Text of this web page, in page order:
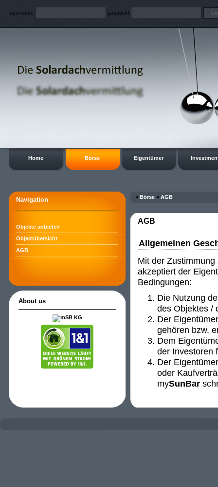
username passwort
Home Börse Eigentümer
Navigation
Objekte anbieten
Objektübersicht
AGB
About us
» Börse » AGB
AGB
Allgemeinen
Mit der Zustimmung
akzeptiert der
Bedingungen:
Die Nutzung
des Objektes /
Der
gehören bzw.
Dem
der Investoren
Der
oder
mySunBar